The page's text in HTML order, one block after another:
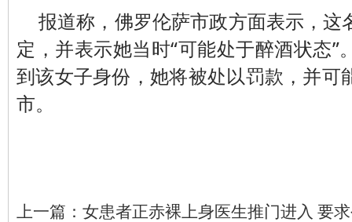
报道称，佛罗伦萨市政方面表示，这
定，并表示她当时“可能处于醉酒状态”
到该女子身份，她将被处以罚款，并可
市。
上一篇： 女患者正赤裸上身医生推门进入 要